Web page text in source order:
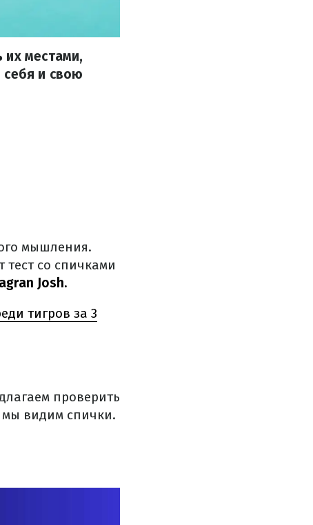
их местами,
себя и свою
мышления.
тест со спичками
Josh.
тигров за 3
проверить
мы видим спички.